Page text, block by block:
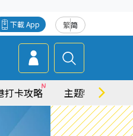
繁简
下載 App
打卡攻略 主题特集